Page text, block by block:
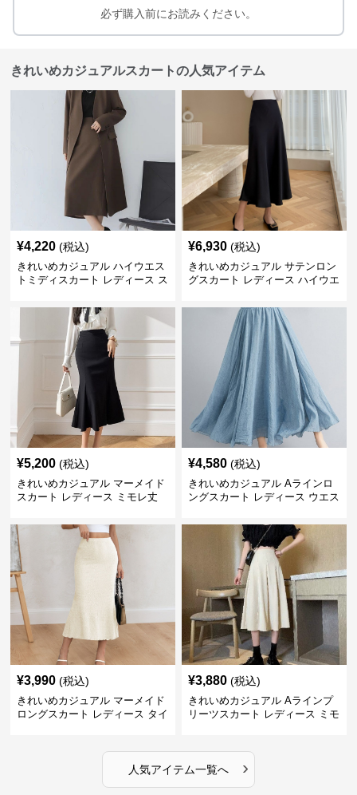
必ず購入前にお読みください。
きれいめカジュアルスカートの人気アイテム
¥4,220 (税込)
きれいめカジュアル ハイウエス
トミディスカート レディース ス
勤 きれいめ
¥6,930 (税込)
きれいめカジュアル サテンロン
グスカート レディース ハイウエ
ルエット オールシーズン
¥5,200 (税込)
きれいめカジュアル マーメイド
スカート レディース ミモレ丈
美シルエット 上品 エレガント
¥4,580 (税込)
きれいめカジュアル Aラインロ
ングスカート レディース ウエス
イズ ナチュラル エスニック風
フレアシルエット
¥3,990 (税込)
きれいめカジュアル マーメイド
ロングスカート レディース タイ
¥3,880 (税込)
きれいめカジュアル Aラインプ
リーツスカート レディース ミモ
人気アイテム一覧へ ›